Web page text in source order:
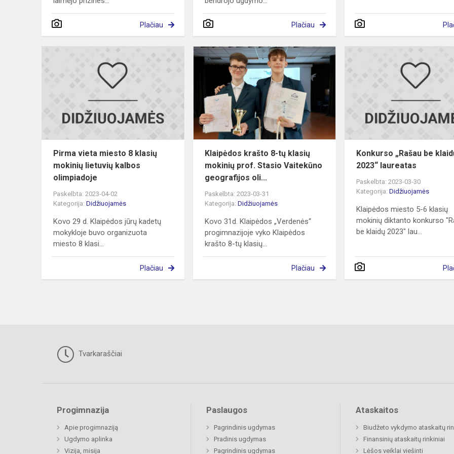
Plačiau Plačiau
Pirma
klasių
mokinių
lietuvių
kalbos
olimpia...
Pirma vieta miesto 8 klasių
mokinių lietuvių kalbos
olimpiadoje
Paskelbta: 2023-04-02
Kategorija: Didžiuojamės
Kovo 29 d. Klaipėdos jūrų kadetų
mokykloje buvo organizuota
miesto 8 klasi...
Plačiau
Stasio
Vaitekūno...
Klaipėdos krašto 8-tų klasių
mokinių prof. Stasio Vaitekūno
geografijos oli...
Paskelbta: 2023-03-31
Kategorija:Didžiuojamės
Kovo 31d. Klaipėdos „Verdenės“
progimnazijoje vyko Klaipėdos
krašto 8-tų klasių...
Plačiau
Konkurso „Rašau be
2023“ laureatas
Paskelbta: 2023-03-30
Kategorija:Didžiuojamės
Klaipėdos miesto 5-6 klasių
mokinių diktanto konkurso
be klaidų 2023" lau...
Tvarkaraščiai
Progimnazija
Apie progimnaziją
Ugdymo aplinka
Vizija, misija
Paslaugos
Pagrindinis ugdymas
Pradinis ugdymas
Pagrindinis ugdymas
Ataskaitos
Biudžeto vykdymo ataskaitų
Finansinių ataskaitų rinkiniai
Lėšos veiklai viešinti